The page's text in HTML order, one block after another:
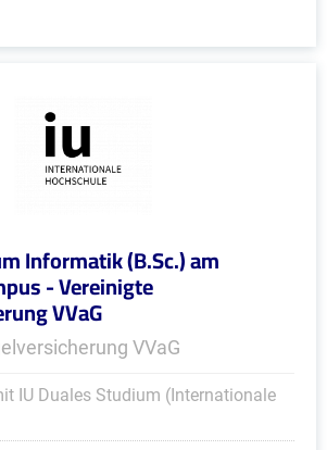
Informatik (B.Sc.) am
- Vereinigte
VVaG
VVaG
IU Duales Studium (Internationale